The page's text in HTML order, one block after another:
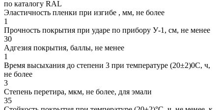
по каталогу RAL
Эластичность пленки при изгибе , мм, не более
1
Прочность покрытия при ударе по прибору У-1, см, не менее
30
Адгезия покрытия, баллы, не менее
1
Время высыхания до степени 3 при температуре (20±2)0С, ч,
не более
3
Степень перетира, мкм, не более, для эмали
35